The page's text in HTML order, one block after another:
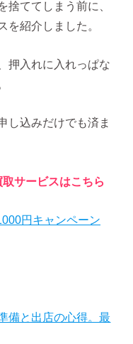
捨ててしまう前に、
を紹介しました。
押入れに入れっぱな
し込みだけでも済ま
サービスはこちら
円キャンペーン
備と出店の心得。最